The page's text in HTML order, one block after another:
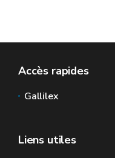
Accès rapides
Gallilex
Liens utiles